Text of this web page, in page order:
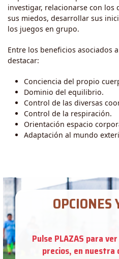
investigar, relacionarse con los
sus miedos, desarrollar sus
los juegos en grupo.
Entre los beneficios asociados
destacar:
Conciencia del propio
Dominio del equilibrio.
Control de las diversas
Control de la respiración.
Orientación espacio
Adaptación al mundo
OPCIONES
Pulse PLAZAS para
precios, en nuestra